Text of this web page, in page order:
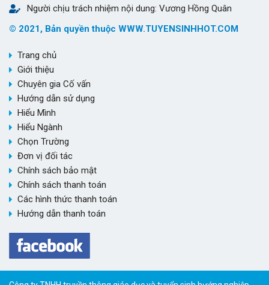
Người chịu trách nhiệm nội dung: Vương Hồng Quân
© 2021, Bản quyền thuộc WWW.TUYENSINHHOT.COM
Trang chủ
Giới thiệu
Chuyên gia Cố vấn
Hướng dẫn sử dụng
Hiểu Mình
Hiểu Ngành
Chọn Trường
Đơn vị đối tác
Chính sách bảo mật
Chính sách thanh toán
Các hình thức thanh toán
Hướng dẫn thanh toán